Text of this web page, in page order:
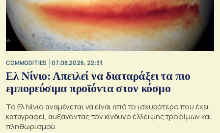
COMMODITIES 07.08.2026, 22:31
Ελ Νίνιο: Απειλεί να διαταράξει τα πιο
εμπορεύσιμα προϊόντα στον κόσμο
Το Ελ Νίνιο αναμένεται να είναι από το ισχυρότερο που έχει
καταγραφεί, αυξάνοντας τον κίνδυνο έλλειψης τροφίμων και
πληθωρισμού.